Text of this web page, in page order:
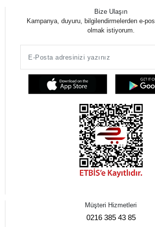
Bize Ulaşın
Kampanya, duyuru, bilgilendirmelerden e-
olmak istiyorum.
Müşteri Hizmetleri
0216 385 43 85